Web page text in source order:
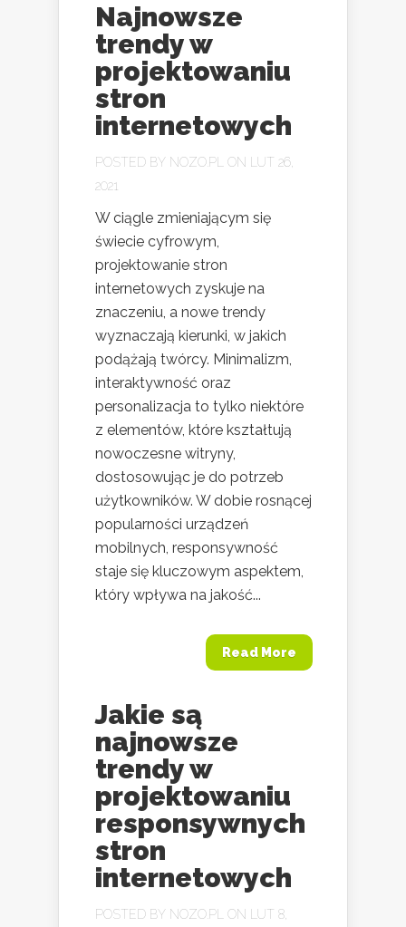
Najnowsze
trendy w
projektowaniu
stron
internetowych
POSTED BY NOZO.PL
ON LUT 26,
2021
W ciągle zmieniającym się
świecie cyfrowym,
projektowanie stron
internetowych zyskuje na
znaczeniu, a nowe trendy
wyznaczają kierunki, w jakich
podążają twórcy. Minimalizm,
interaktywność oraz
personalizacja to tylko niektóre
z elementów, które kształtują
nowoczesne witryny,
dostosowując je do potrzeb
użytkowników. W dobie rosnącej
popularności urządzeń
mobilnych, responsywność
staje się kluczowym aspektem,
który wpływa na jakość...
Read More
Jakie są
najnowsze
trendy w
projektowaniu
responsywnych
stron
internetowych
POSTED BY NOZO.PL
ON LUT 8,